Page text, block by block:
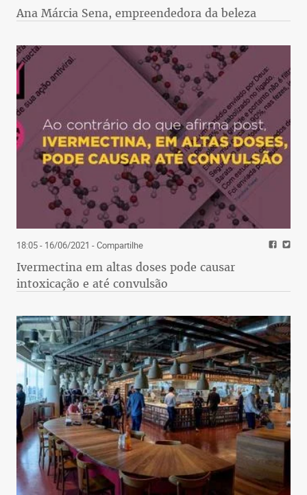
Ana Márcia Sena, empreendedora da beleza
18:05 - 16/06/2021 - Compartilhe
Ivermectina em altas doses pode causar
intoxicação e até convulsão